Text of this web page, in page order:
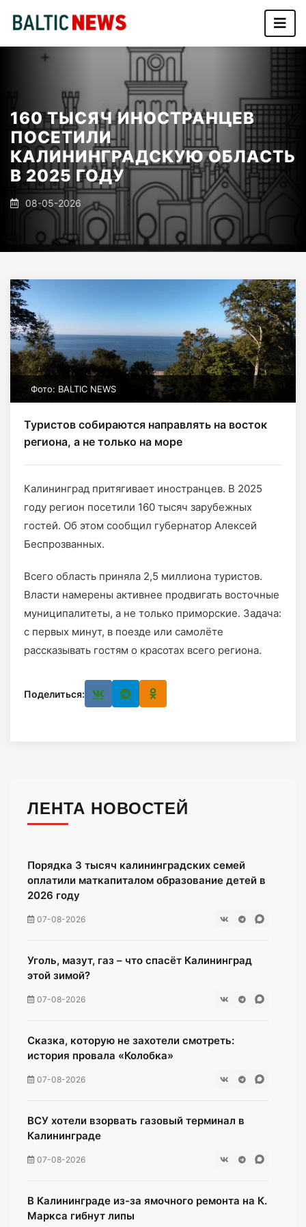
160 ТЫСЯЧ ИНОСТРАНЦЕВ
ПОСЕТИЛИ
КАЛИНИНГРАДСКУЮ ОБЛАСТЬ
В 2025 ГОДУ
08-05-2026
Фото: BALTIC NEWS
Туристов собираются направлять на восток
региона, а не только на море
Калининград притягивает иностранцев. В 2025
году регион посетили 160 тысяч зарубежных
гостей. Об этом сообщил губернатор Алексей
Беспрозванных.
Всего область приняла 2,5 миллиона туристов.
Власти намерены активнее продвигать восточные
муниципалитеты, а не только приморские. Задача:
с первых минут, в поезде или самолёте
рассказывать гостям о красотах всего региона.
Поделиться:
ЛЕНТА НОВОСТЕЙ
Порядка 3 тысяч калининградских семей
оплатили маткапиталом образование детей в
2026 году
07-08-2026
Уголь, мазут, газ – что спасёт Калининград
этой зимой?
07-08-2026
Сказка, которую не захотели смотреть:
история провала «Колобка»
07-08-2026
ВСУ хотели взорвать газовый терминал в
Калининграде
07-08-2026
В Калининграде из-за ямочного ремонта на К.
Маркса гибнут липы